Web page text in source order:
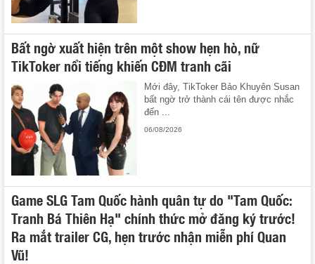
Bất ngờ xuất hiện trên một show hẹn hò, nữ
TikToker nổi tiếng khiến CĐM tranh cãi
Mới đây, TikToker Bảo Khuyên Susan
bất ngờ trở thành cái tên được nhắc
đến ...
06/08/2026
Game SLG Tam Quốc hành quân tự do "Tam Quốc:
Tranh Bá Thiên Hạ" chính thức mở đăng ký trước!
Ra mắt trailer CG, hẹn trước nhận miễn phí Quan
Vũ!